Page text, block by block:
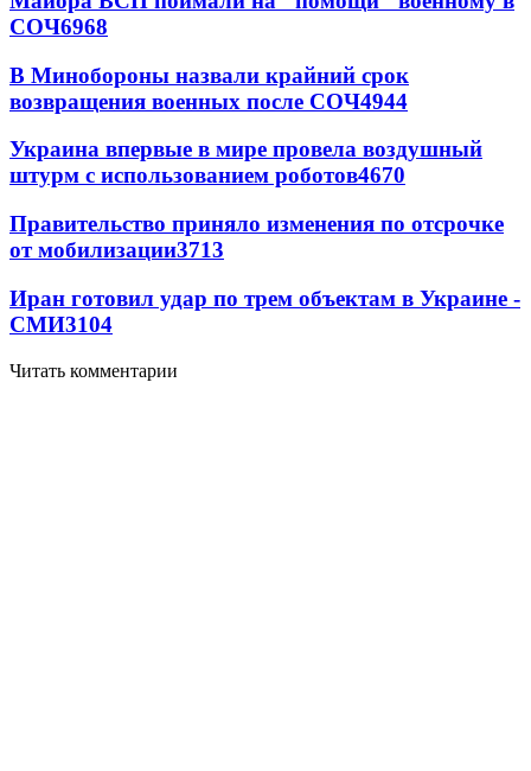
СОЧ6968
В Минобороны назвали крайний срок
возвращения военных после СОЧ4944
Украина впервые в мире провела воздушный
штурм с использованием роботов4670
Правительство приняло изменения по отсрочке
от мобилизации3713
Иран готовил удар по трем объектам в Украине -
СМИ3104
Читать комментарии